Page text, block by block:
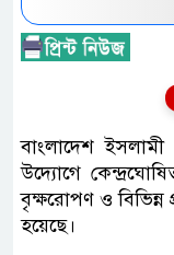
বাংলাদেশ ইসলামী
উদ্যোগে
বৃক্ষরোপণ ও বিভিন্ন
হয়েছে।